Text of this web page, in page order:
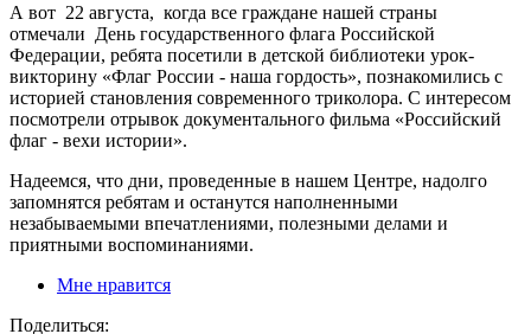
А вот 22 августа, когда все граждане нашей страны
отмечали День государственного флага Российской
Федерации, ребята посетили в детской библиотеки урок-
викторину «Флаг России - наша гордость», познакомились с
историей становления современного триколора. С интересом
посмотрели отрывок документального фильма «Российский
флаг - вехи истории».
Надеемся, что дни, проведенные в нашем Центре, надолго
запомнятся ребятам и останутся наполненными
незабываемыми впечатлениями, полезными делами и
приятными воспоминаниями.
Мне нравится
Поделиться: